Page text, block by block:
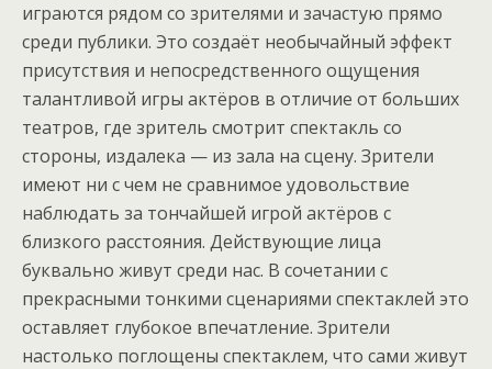
играются рядом со зрителями и зачастую прямо
среди публики. Это создаёт необычайный эффект
присутствия и непосредственного ощущения
талантливой игры актёров в отличие от больших
театров, где зритель смотрит спектакль со
стороны, издалека — из зала на сцену. Зрители
имеют ни с чем не сравнимое удовольствие
наблюдать за тончайшей игрой актёров с
близкого расстояния. Действующие лица
буквально живут среди нас. В сочетании с
прекрасными тонкими сценариями спектаклей это
оставляет глубокое впечатление. Зрители
настолько поглощены спектаклем, что сами живут